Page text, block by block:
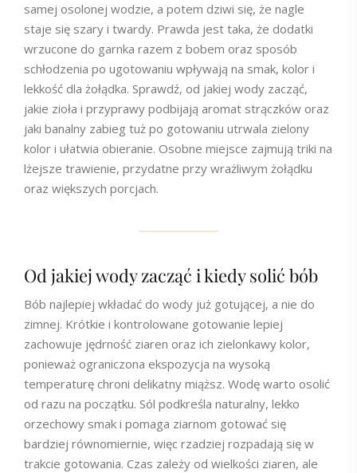
samej osolonej wodzie, a potem dziwi się, że nagle
staje się szary i twardy. Prawda jest taka, że dodatki
wrzucone do garnka razem z bobem oraz sposób
schłodzenia po ugotowaniu wpływają na smak, kolor i
lekkość dla żołądka. Sprawdź, od jakiej wody zacząć,
jakie zioła i przyprawy podbijają aromat strączków oraz
jaki banalny zabieg tuż po gotowaniu utrwala zielony
kolor i ułatwia obieranie. Osobne miejsce zajmują triki na
lżejsze trawienie, przydatne przy wrażliwym żołądku
oraz większych porcjach.
Od jakiej wody zacząć i kiedy solić bób
Bób najlepiej wkładać do wody już gotującej, a nie do
zimnej. Krótkie i kontrolowane gotowanie lepiej
zachowuje jędrność ziaren oraz ich zielonkawy kolor,
ponieważ ograniczona ekspozycja na wysoką
temperaturę chroni delikatny miąższ. Wodę warto osolić
od razu na początku. Sól podkreśla naturalny, lekko
orzechowy smak i pomaga ziarnom gotować się
bardziej równomiernie, więc rzadziej rozpadają się w
trakcie gotowania. Czas zależy od wielkości ziaren, ale